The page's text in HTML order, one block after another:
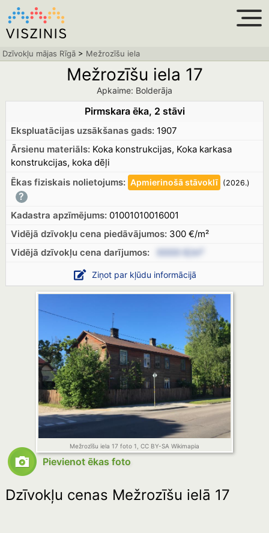
Dzīvokļu mājas Rīgā > Mežrozīšu iela
Mežrozīšu iela 17
Apkaime: Bolderāja
Pirmskara ēka, 2 stāvi
Ekspluatācijas uzsākšanas gads:1907
Ārsienu materiāls:Koka konstrukcijas, Koka karkasa
konstrukcijas, koka dēļi
Ēkas fiziskais nolietojums: Apmierinošāstāvoklī (2026.)
?
Kadastra apzīmējums:01001010016001
Vidējā dzīvokļu cena piedāvājumos:300 €/m²
Vidējā dzīvokļu cena darījumos: XXXX €/m²
Ziņot par kļūdu informācijā
Mežrozīšu iela 17 foto 1, CC BY-SA Wikimapia
Pievienot ēkas foto
Dzīvokļu cenas Mežrozīšu ielā 17